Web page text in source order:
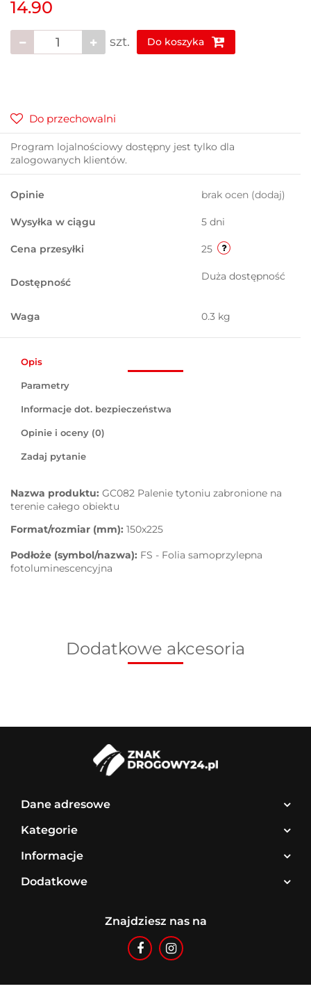
14.90
szt. Do koszyka
Do przechowalni
Program lojalnościowy dostępny jest tylko dla
zalogowanych klientów.
Opinie brak ocen (dodaj)
Wysyłka w ciągu 5 dni
Cena przesyłki 25
Dostępność Duża dostępność
Waga 0.3 kg
Opis
Parametry
Informacje dot. bezpieczeństwa
Opinie i oceny (0)
Zadaj pytanie
Nazwa produktu: GC082 Palenie tytoniu zabronione na
terenie całego obiektu
Format/rozmiar (mm): 150x225
Podłoże (symbol/nazwa): FS - Folia samoprzylepna
fotoluminescencyjna
Dodatkowe akcesoria
Dane adresowe
Kategorie
Informacje
Dodatkowe
Znajdziesz nas na